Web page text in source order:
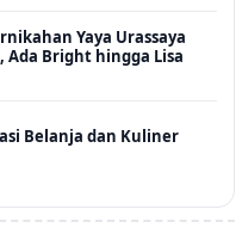
Yaya Urassaya
Ada Bright hingga Lisa
Belanja dan Kuliner